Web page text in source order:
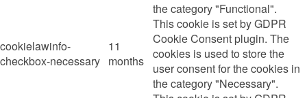
the category "Functional".
cookielawinfo-
checkbox-necessary
11
months
This cookie is set by GDPR
Cookie Consent plugin. The
cookies is used to store the
user consent for the cookies in
the category "Necessary".